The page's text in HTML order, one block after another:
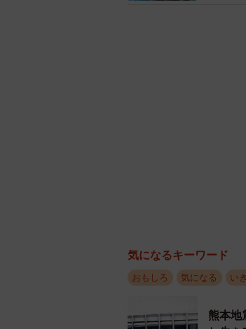
気になるキーワード
おもしろ 気になる い
熊本地